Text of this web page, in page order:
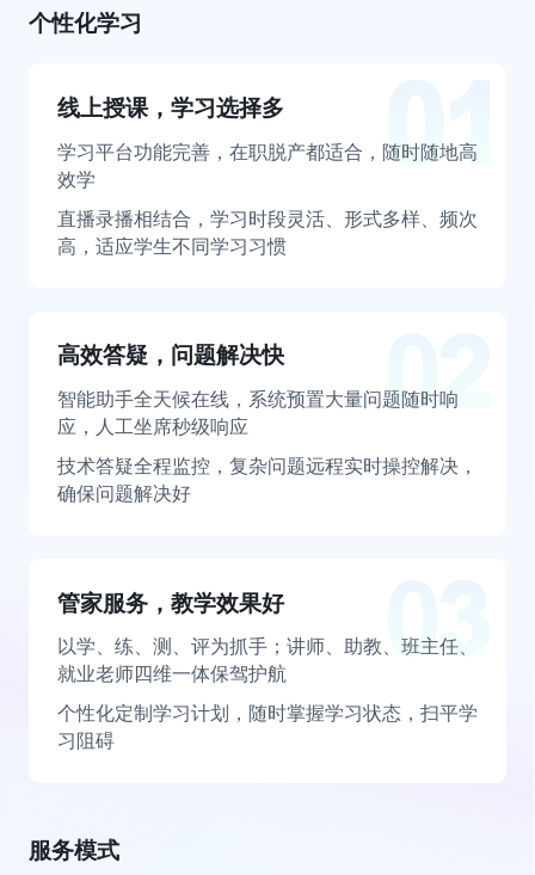
个性化学习
线上授课，学习选择多
学习平台功能完善，在职脱产都适合，随时随地高
效学
直播录播相结合，学习时段灵活、形式多样、频次
高，适应学生不同学习习惯
高效答疑，问题解决快
智能助手全天候在线，系统预置大量问题随时响
应，人工坐席秒级响应
技术答疑全程监控，复杂问题远程实时操控解决，
确保问题解决好
管家服务，教学效果好
以学、练、测、评为抓手；讲师、助教、班主任、
就业老师四维一体保驾护航
个性化定制学习计划，随时掌握学习状态，扫平学
习阻碍
服务模式